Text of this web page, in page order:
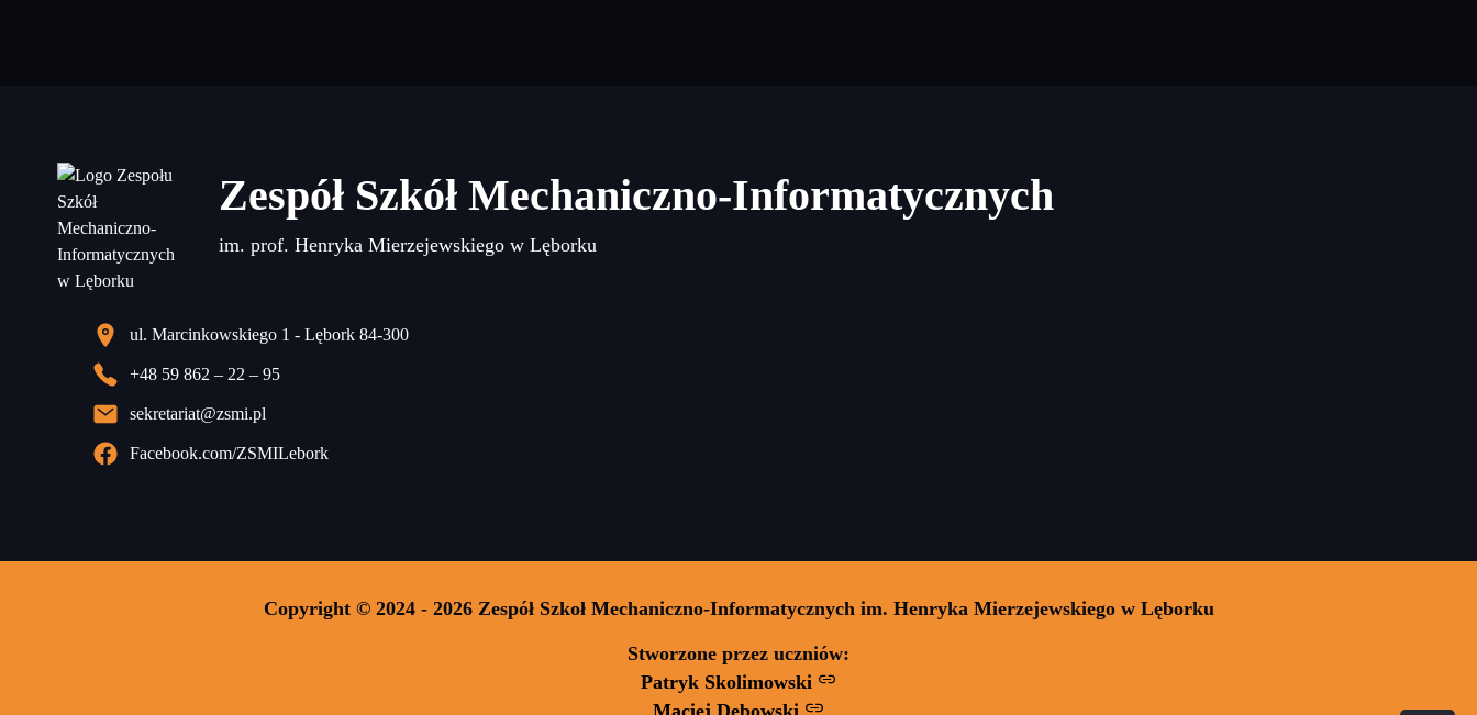
Zespół Szkół Mechaniczno-Informatycznych
im. prof. Henryka Mierzejewskiego w Lęborku
ul. Marcinkowskiego 1 - Lębork 84-300
+48 59 862 – 22 – 95
sekretariat@zsmi.pl
Facebook.com/ZSMILebork
Copyright © 2024 - 2026 Zespół Szkoł Mechaniczno-Informatycznych im. Henryka Mierzejewskiego w Lęborku
Stworzone przez uczniów:
Patryk Skolimowski